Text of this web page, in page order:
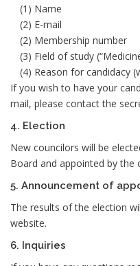
(1) Name
(2) E-mail
(2) Membership number
(3) Field of study
(4) Reason for candidacy
If you wish to have your
mail, please contact the
4. Election
New councilors will be
Board and appointed by the
5. Announcement of
The results of the election
website.
6. Inquiries